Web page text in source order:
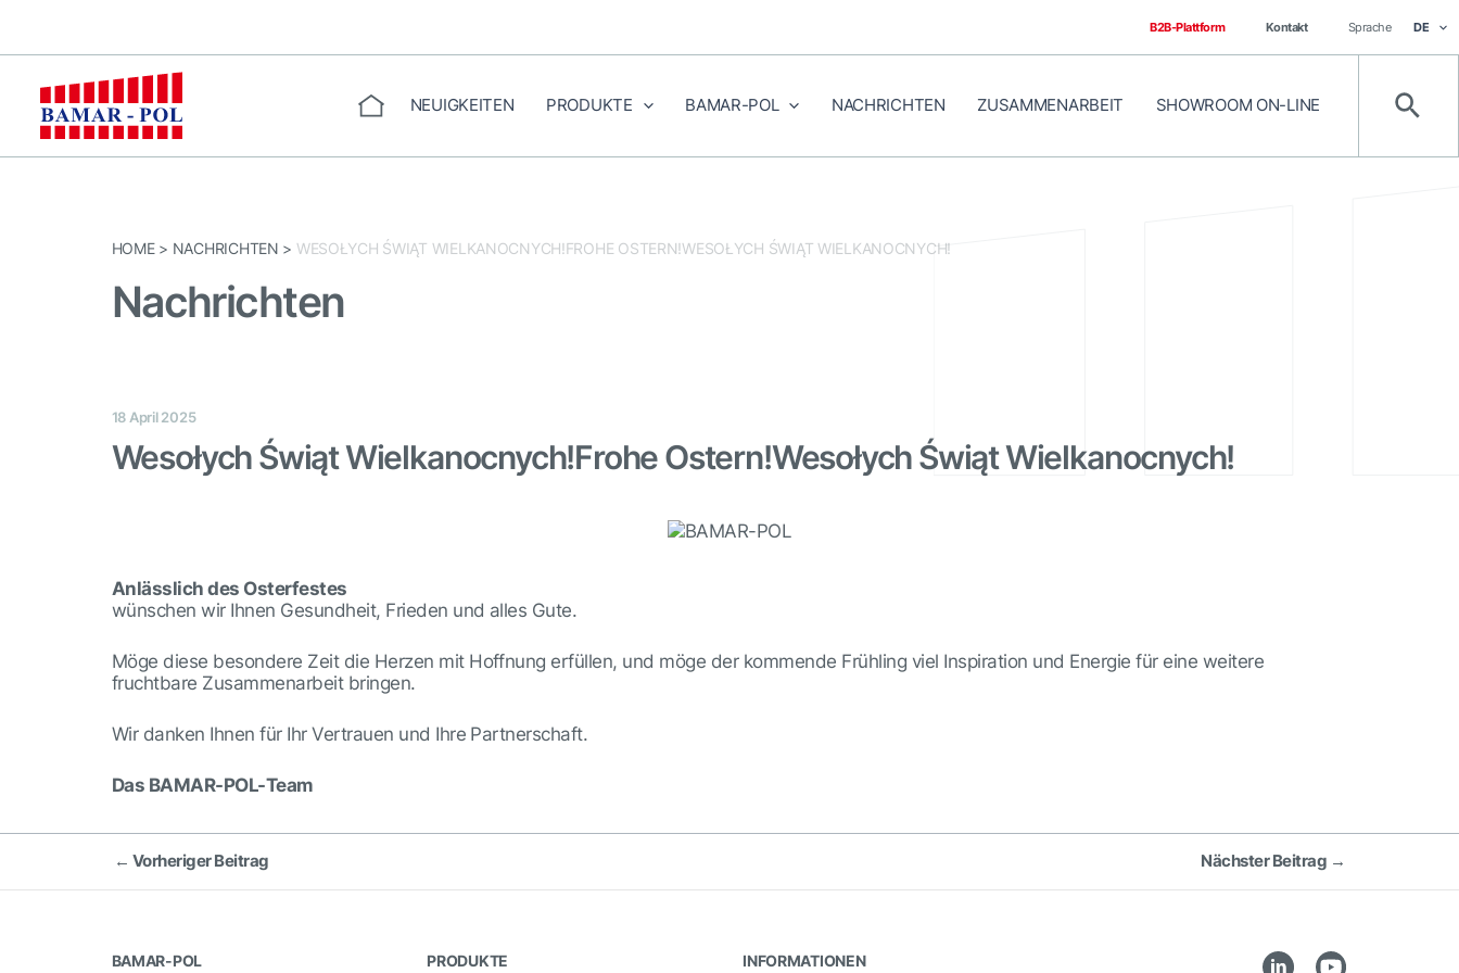
springen
B2B-Plattform Kontakt Sprache DE
STARTSEITENEUIGKEITEN PRODUKTE BAMAR-POL NACHRICHTEN ZUSAMMENARBEIT SHOWROOM ON-LINE
HOME> NACHRICHTEN > WESOŁYCH ŚWIĄT WIELKANOCNYCH!FROHE OSTERN!WESOŁYCH ŚWIĄT WIELKANOCNYCH!
Nachrichten
18 April 2025
Wesołych Świąt Wielkanocnych!Frohe Ostern!Wesołych Świąt Wielkanocnych!
Anlässlich des Osterfestes
wünschen wir Ihnen Gesundheit, Frieden und alles Gute.
Möge diese besondere Zeit die Herzen mit Hoffnung erfüllen, und möge der kommende Frühling viel Inspiration und Energie für eine weitere
fruchtbare Zusammenarbeit bringen.
Wir danken Ihnen für Ihr Vertrauen und Ihre Partnerschaft.
Das BAMAR-POL-Team
← Vorheriger Beitrag Nächster Beitrag →
BAMAR-POL PRODUKTE INFORMATIONEN